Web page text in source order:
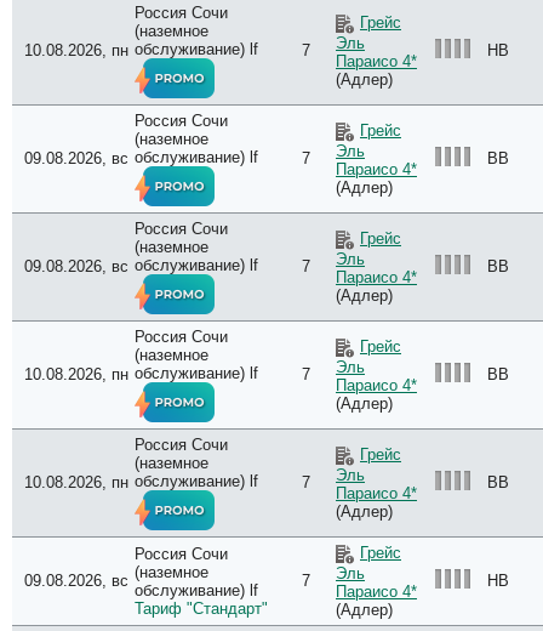
10.08.2026, пн
Россия Сочи
(наземное
обслуживание) lf
7
Грейс
Эль
Параисо 4*
(Адлер)
HB
09.08.2026, вс
Россия Сочи
(наземное
обслуживание) lf
7
Грейс
Эль
Параисо 4*
(Адлер)
BB
09.08.2026, вс
Россия Сочи
(наземное
обслуживание) lf
7
Грейс
Эль
Параисо 4*
(Адлер)
BB
10.08.2026, пн
Россия Сочи
(наземное
обслуживание) lf
7
Грейс
Эль
Параисо 4*
(Адлер)
BB
10.08.2026, пн
Россия Сочи
(наземное
обслуживание) lf
7
Грейс
Эль
Параисо 4*
(Адлер)
BB
09.08.2026, вс
Россия Сочи
(наземное
обслуживание) lf
Тариф "Стандарт"
7
Грейс
Эль
Параисо 4*
(Адлер)
HB